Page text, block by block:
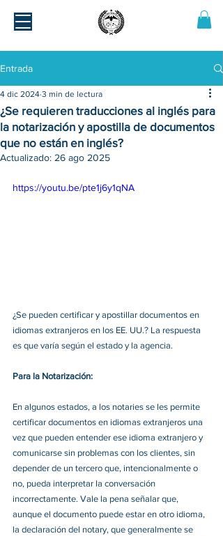
Entrada
¿Se requieren traducciones al inglés para
la notarización y apostilla de documentos
que no están en inglés?
4 dic 2024 3 min de lectura
Actualizado: 26 ago 2025
https://youtu.be/pte1j6y1qNA
¿Se pueden certificar y apostillar documentos en
idiomas extranjeros en los EE. UU.? La respuesta
es que varía según el estado y la agencia.
Para la Notarización:
En algunos estados, a los notaries se les permite
certificar documentos en idiomas extranjeros una
vez que pueden entender ese idioma extranjero y
comunicarse sin problemas con los clientes, sin
depender de un tercero que, intencionalmente o
no, pueda interpretar la conversación
incorrectamente. Vale la pena señalar que,
aunque el documento puede estar en otro idioma,
la declaración del notary, que generalmente se